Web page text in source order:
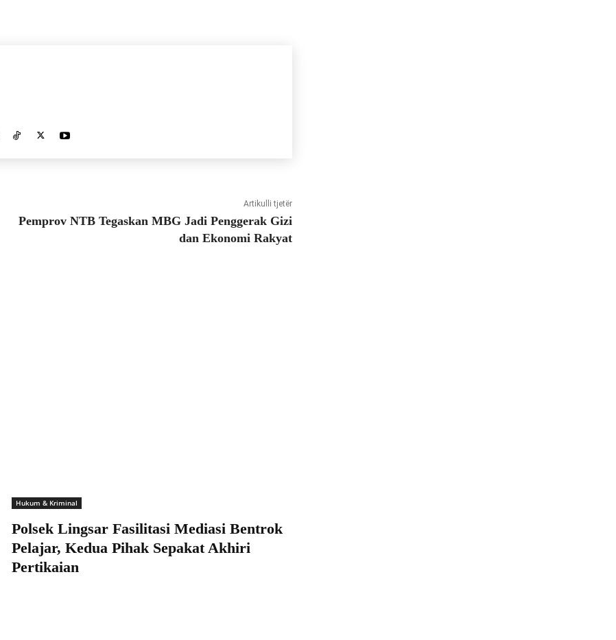
Artikulli tjetër
Pemprov NTB Tegaskan MBG Jadi Penggerak Gizi
dan Ekonomi Rakyat
Hukum & Kriminal
Polsek Lingsar Fasilitasi Mediasi Bentrok
Pelajar, Kedua Pihak Sepakat Akhiri
Pertikaian